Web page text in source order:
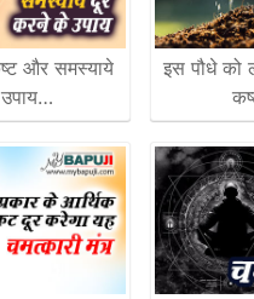
और समस्याये
इस पौधे को